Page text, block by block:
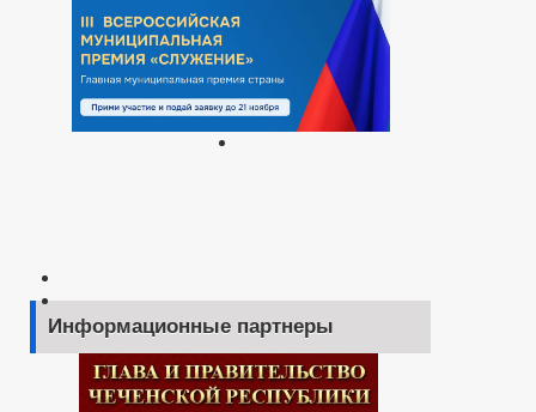
Информационные партнеры